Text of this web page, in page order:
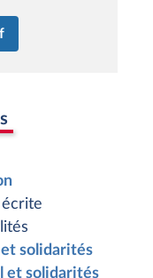
solidarités
et solidarités